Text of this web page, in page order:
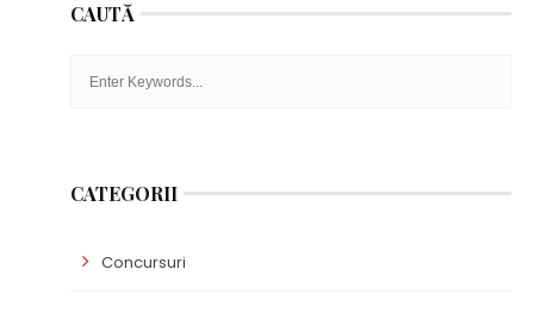
CAUTĂ
CATEGORII
Concursuri